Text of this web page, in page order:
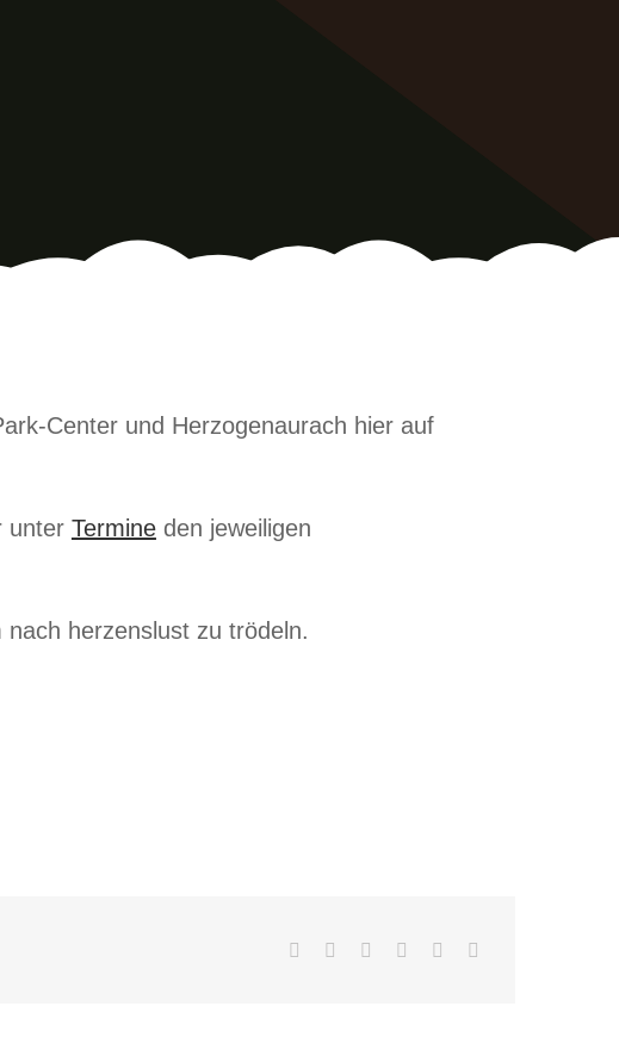
Center und Herzogenaurach hier auf
unter Termineden jeweiligen
herzenslust zu trödeln.